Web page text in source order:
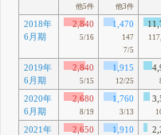
他5件
他3件
2018年
6月期
2,840
5/16
1,470
147
7/5
2019年
6月期
2,840
5/15
1,915
12/25
2020年
6月期
2,680
8/19
1,760
3/13
2021年
2,650 1,910